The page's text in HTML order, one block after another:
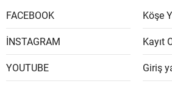
FACEBOOK
İNSTAGRAM
YOUTUBE
Köşe
Kayıt
Giriş